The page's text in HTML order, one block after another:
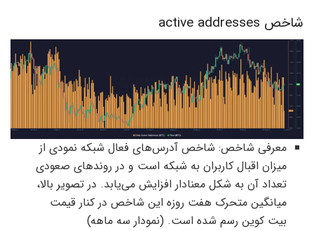
شاخص active addresses
معرفی شاخص: شاخص آدرس‌‌های فعال شبکه نمودی از
میزان اقبال کاربران به شبکه است و در روندهای صعودی
تعداد آن به شکل معنادار افزایش می‌یابد. در تصویر بالا،
میانگین متحرک هفت روزه این شاخص در کنار قیمت
بیت کوین رسم شده است. (نمودار سه ماهه)